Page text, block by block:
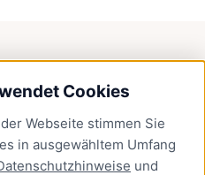
Cookies
Webseite stimmen Sie
in ausgewähltem Umfang
und